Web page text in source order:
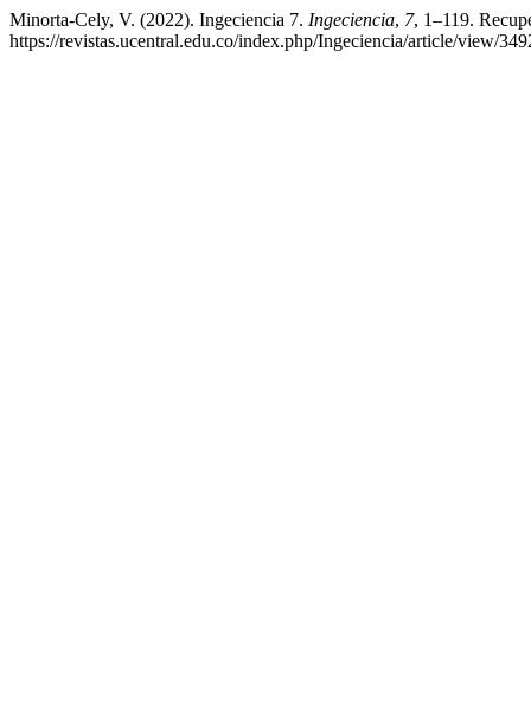
Minorta-Cely, V. (2022). Ingeciencia 7. Ingeciencia, 7, 1–119.
https://revistas.ucentral.edu.co/index.php/Ingeciencia/article/view/